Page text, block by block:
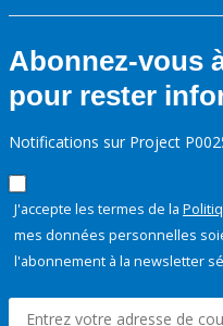
Abonnez-vous
pour rester
Notifications sur Project
J'accepte les termes de la
mes données personnelles
l'abonnement à la newsletter